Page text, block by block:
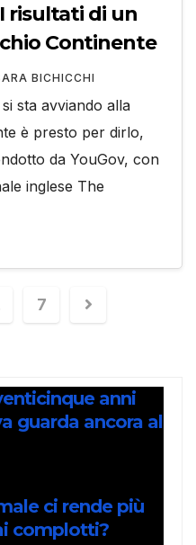
risultati di un
Continente
BICHICCHI
sta avviando alla
è presto per dirlo,
da YouGov, con
inglese The
7
anni
guarda ancora al
ci rende più
complotti?